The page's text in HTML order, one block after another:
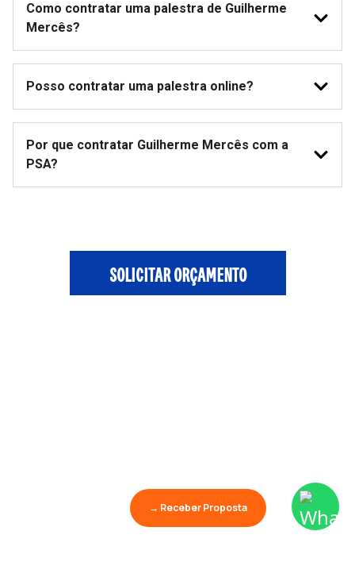
Como contratar uma palestra de Guilherme
Mercês?
Posso contratar uma palestra online?
Por que contratar Guilherme Mercês com a
PSA?
SOLICITAR ORÇAMENTO
→ Receber Proposta